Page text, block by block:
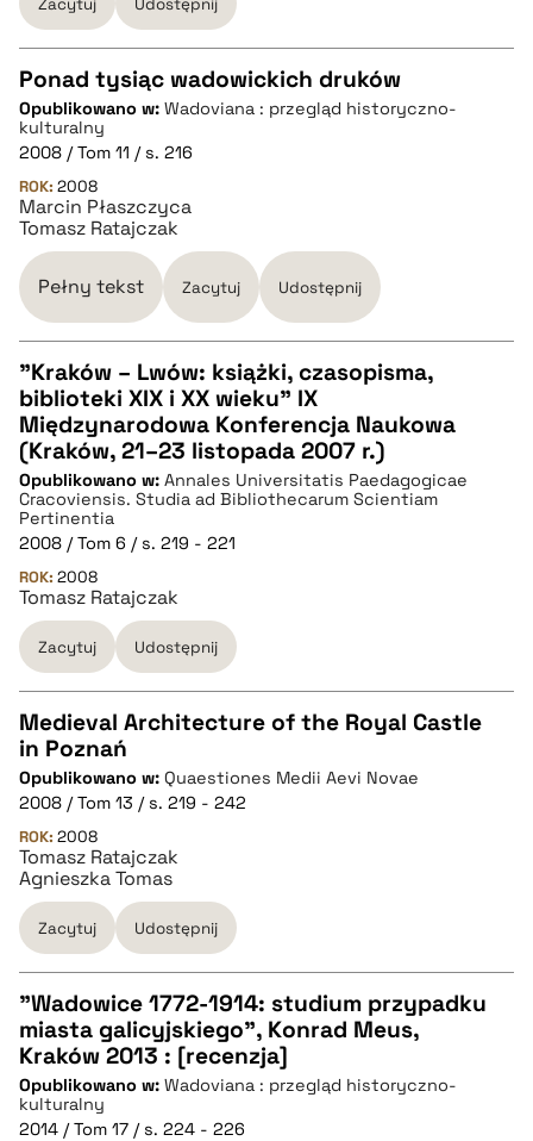
CZYSTY TEKST
pobierz cytat
Ponad tysiąc wadowickich druków
Opublikowano w: Wadoviana : przegląd historyczno-
kulturalny
2008 / Tom 11 / s. 216
ROK: 2008
Marcin Płaszczyca
Tomasz Ratajczak
Pełny tekst Zacytuj Udostępnij
CZYSTY TEKST
pobierz cytat
BIBTEX
pobierz cytat
"Kraków – Lwów: książki, czasopisma,
biblioteki XIX i XX wieku" IX
Międzynarodowa Konferencja Naukowa
(Kraków, 21–23 listopada 2007 r.)
Opublikowano w: Annales Universitatis Paedagogicae
Cracoviensis. Studia ad Bibliothecarum Scientiam
Pertinentia
2008 / Tom 6 / s. 219 - 221
ROK: 2008
Tomasz Ratajczak
Zacytuj Udostępnij
CZYSTY TEKST
pobierz cytat
BIBTEX
pobierz cytat
Medieval Architecture of the Royal Castle
in Poznań
Opublikowano w: Quaestiones Medii Aevi Novae
2008 / Tom 13 / s. 219 - 242
ROK: 2008
Tomasz Ratajczak
Agnieszka Tomas
Zacytuj Udostępnij
CZYSTY TEKST
pobierz cytat
"Wadowice 1772-1914: studium przypadku
miasta galicyjskiego", Konrad Meus,
Kraków 2013 : [recenzja]
Opublikowano w: Wadoviana : przegląd historyczno-
kulturalny
2014 / Tom 17 / s. 224 - 226